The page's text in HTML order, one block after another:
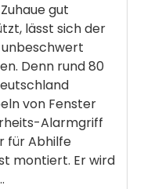
gut
lässt sich der
Denn rund 80
von Fenster
Alarmgriff
für Abhilfe
montiert. Er wird